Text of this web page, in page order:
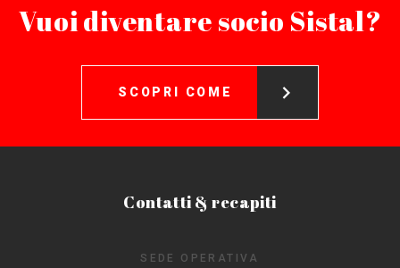
Vuoi diventare socio Sistal?
SCOPRI COME
Contatti & recapiti
SEDE OPERATIVA